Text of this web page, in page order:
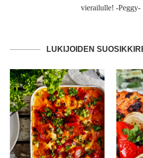
vierailulle! -Peggy-
LUKIJOIDEN